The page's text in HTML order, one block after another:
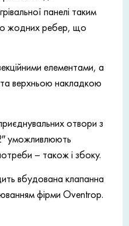
панелі таким
жодних ребер, що
елементами, а
верхньою накладкою
отвори з
уможливлюють
– також і збоку.
вбудована клапанна
фірми Oventrop.